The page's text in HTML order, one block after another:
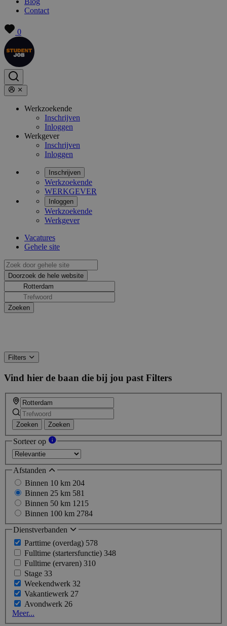
Contact
0
Werkzoekende
Inschrijven
Inloggen
Werkgever
Inschrijven
Inloggen
Inschrijven
Werkzoekende
WERKGEVER
Inloggen
Werkzoekende
Werkgever
Vacatures
Gehele site
Filters
Vind hier de baan die bij jou past Filters
Zoeken Zoeken
Sorteer op
Afstanden
Binnen 10 km 204
Binnen 25 km 581
Binnen 50 km 1215
Binnen 100 km 2784
Dienstverbanden
Parttime (overdag) 578
Fulltime (startersfunctie) 348
Fulltime (ervaren) 310
Stage 33
Weekendwerk 32
Vakantiewerk 27
Avondwerk 26
Meer...